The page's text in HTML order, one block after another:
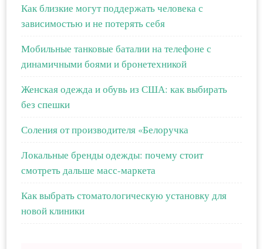
Как близкие могут поддержать человека с
зависимостью и не потерять себя
Мобильные танковые баталии на телефоне с
динамичными боями и бронетехникой
Женская одежда и обувь из США: как выбирать
без спешки
Соления от производителя «Белоручка
Локальные бренды одежды: почему стоит
смотреть дальше масс-маркета
Как выбрать стоматологическую установку для
новой клиники